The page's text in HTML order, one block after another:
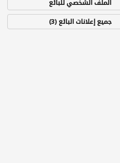
الملف الشخصي للبائع
جميع إعلانات البائع (3)